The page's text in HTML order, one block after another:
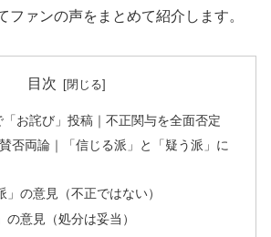
ファンの声をまとめて紹介します。
目次
お詫び」投稿｜不正関与を全面否定
否両論｜「信じる派」と「疑う派」に
」の意見（不正ではない）
の意見（処分は妥当）